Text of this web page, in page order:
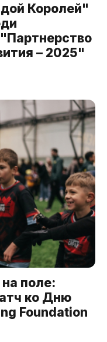
Королей"
– 2025"
поле:
ко Дню
Foundation